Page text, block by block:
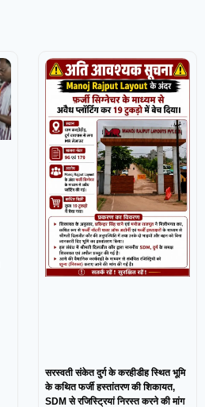
सरस्वती संकेत दुर्ग के करहीडीह स्थित भूमि
के कथित फर्जी हस्तांतरण की शिकायत,
SDM से रजिस्ट्रियां निरस्त करने की मांग